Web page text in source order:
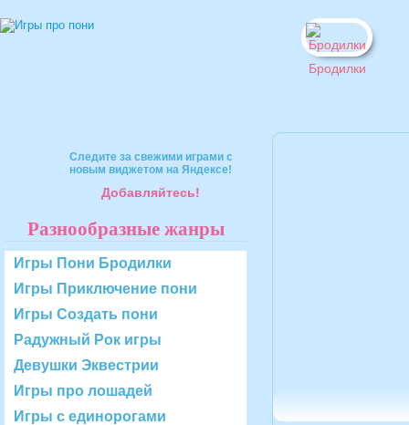
Бродилки
Следите за свежими играми с
новым виджетом на Яндексе!
Добавляйтесь!
Разнообразные жанры
Игры Пони Бродилки
Игры Приключение пони
Игры Создать пони
Радужный Рок игры
Девушки Эквестрии
Игры про лошадей
Игры с единорогами